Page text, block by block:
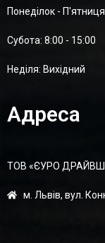
Понеділок -
Суботa: 8:00 - 15:00
Неділя: Вихідний
Адреса
ТОВ «ЄУРО
м. Львів, вул.